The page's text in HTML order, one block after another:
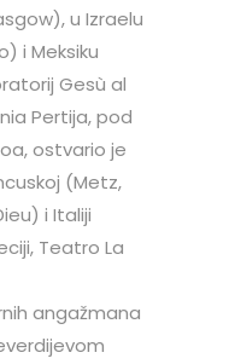
u Izraelu
i Meksiku
Gesù al
Pertija, pod
ostvario je
(Metz,
i Italiji
Teatro La
angažmana